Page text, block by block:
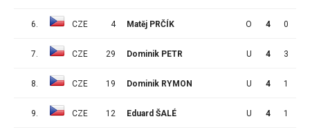
6. CZE 4 Matěj PRČÍK O 4 0
7. CZE 29 Dominik PETR U 4 3
8. CZE 19 Dominik RYMON U 4 1
9. CZE 12 Eduard ŠALÉ U 4 1